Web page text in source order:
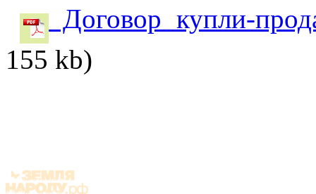
Договор купли-
155 kb)